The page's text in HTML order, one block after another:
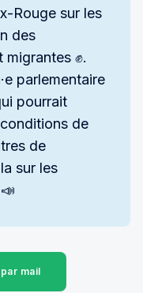
Rouge sur les
des
✊.
parlementaire
pourrait
de
de
sur les
mail